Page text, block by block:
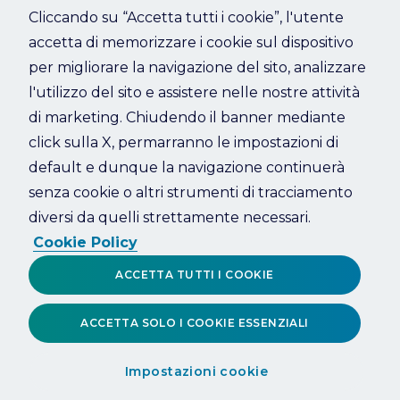
Refresh
Cliccando su “Accetta tutti i cookie”, l'utente
accetta di memorizzare i cookie sul dispositivo
per migliorare la navigazione del sito, analizzare
l'utilizzo del sito e assistere nelle nostre attività
di marketing. Chiudendo il banner mediante
click sulla X, permarranno le impostazioni di
default e dunque la navigazione continuerà
senza cookie o altri strumenti di tracciamento
diversi da quelli strettamente necessari.
Cookie Policy
Impostazioni cookie
ACCETTA SOLO I COOKIE ESSENZIALI
ACCETTA TUTTI I COOKIE